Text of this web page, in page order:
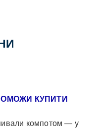
КУПИТИ
компотом — у